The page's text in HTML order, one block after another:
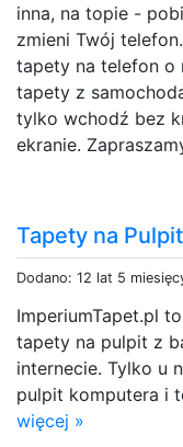
inna, na topie -
zmieni Twój
tapety na telefon o
tapety z
tylko wchodź bez
ekranie.
Tapety na Pulpit
Dodano: 12 lat 5
ImperiumTapet.pl
tapety na pulpit z
internecie. Tylko u
pulpit komputera i
więcej »